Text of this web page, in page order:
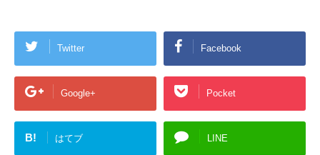
Twitter Facebook
Google+ Pocket
B! はてブ LINE